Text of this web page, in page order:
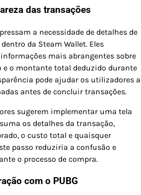
das transações
a necessidade de detalhes de
da Steam Wallet. Eles
mais abrangentes sobre
e o montante total deduzido durante
pode ajudar os utilizadores a
antes de concluir transações.
sugerem implementar uma tela
os detalhes da transação,
o custo total e quaisquer
passo reduziria a confusão e
o processo de compra.
com o PUBG